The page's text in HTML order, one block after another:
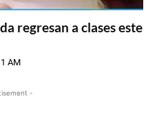
regresan a clases este
AM
-